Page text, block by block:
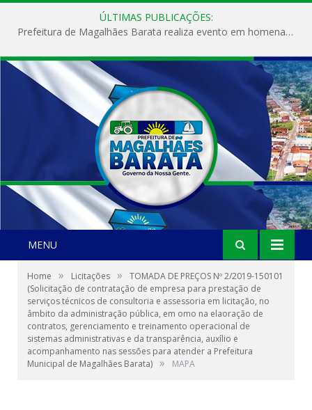
ÚLTIMAS PUBLICAÇÕES:
Prefeitura de Magalhães Barata realiza evento em homenagem ao Dia Internacional da Mulher
MENU
Home » Licitações »
TOMADA DE PREÇOS Nº 2/2019-150101
(Solicitação de contratação de empresa para prestação de
serviços técnicos de consultoria e assessoria em licitação, no
âmbito da administração pública, em omo na elaoração de
contratos, gerenciamento e treinamento operacional de
sistemas administrativas e da transparência, auxílio e
acompanhamento nas sessões para atender a Prefeitura
Municipal de Magalhães Barata) » MAPA